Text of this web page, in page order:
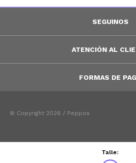
Talle:
SEGUINOS
ATENCIÓN AL
FORMAS DE
© Copyright 2026 / Peppos